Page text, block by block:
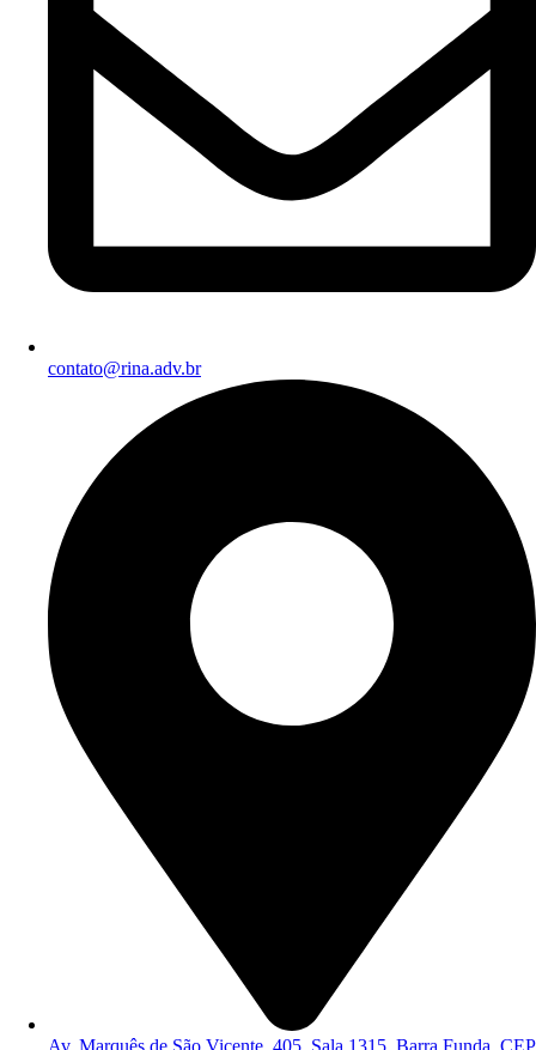
contato@rina.adv.br